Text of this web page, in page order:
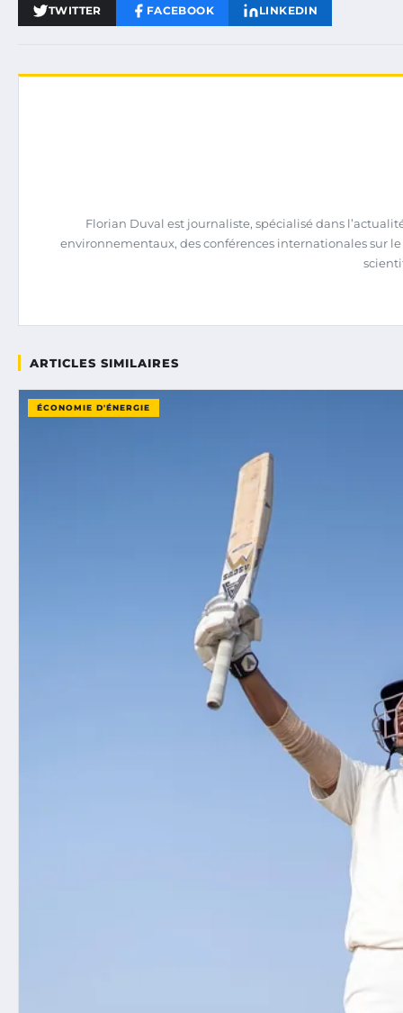
TWITTER FACEBOOK LINKEDIN
Florian Duval est journaliste, spécialisé dans
environnementaux, des conférences internationales sur
ARTICLES SIMILAIRES
ÉCONOMIE D'ÉNERGIE